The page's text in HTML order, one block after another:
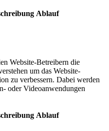
Ablauf
Website-Betreibern die
um das Website-
zu verbessern. Dabei werden
oder Videoanwendungen
Ablauf